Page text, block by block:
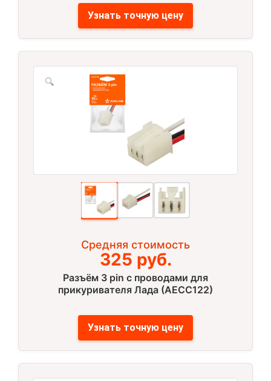
Узнать точную цену
🔍
Средняя стоимость
325 руб.
Разъём 3 pin с проводами для
прикуривателя Лада (AECC122)
Узнать точную цену